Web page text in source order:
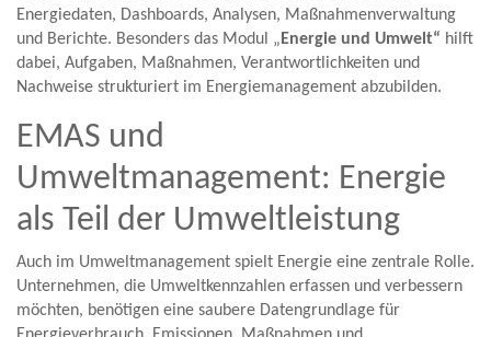
Energiedaten, Dashboards, Analysen, Maßnahmenverwaltung
und Berichte. Besonders das Modul „ Energie und Umwelt“ hilft
dabei, Aufgaben, Maßnahmen, Verantwortlichkeiten und
Nachweise strukturiert im Energiemanagement abzubilden.
EMAS und
Umweltmanagement: Energie
als Teil der Umweltleistung
Auch im Umweltmanagement spielt Energie eine zentrale Rolle.
Unternehmen, die Umweltkennzahlen erfassen und verbessern
möchten, benötigen eine saubere Datengrundlage für